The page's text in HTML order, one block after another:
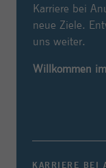
Karriere bei
neue Ziele.
uns weiter.
Willkommen
KARRIERE BEI